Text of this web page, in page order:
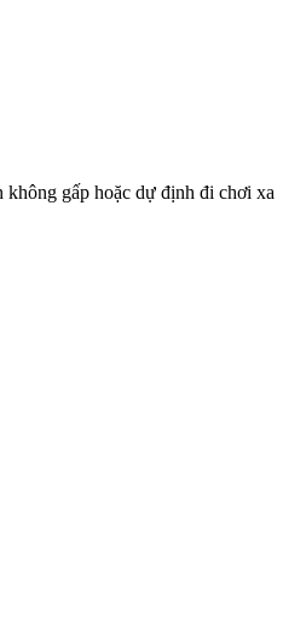
không gấp hoặc dự định đi chơi xa